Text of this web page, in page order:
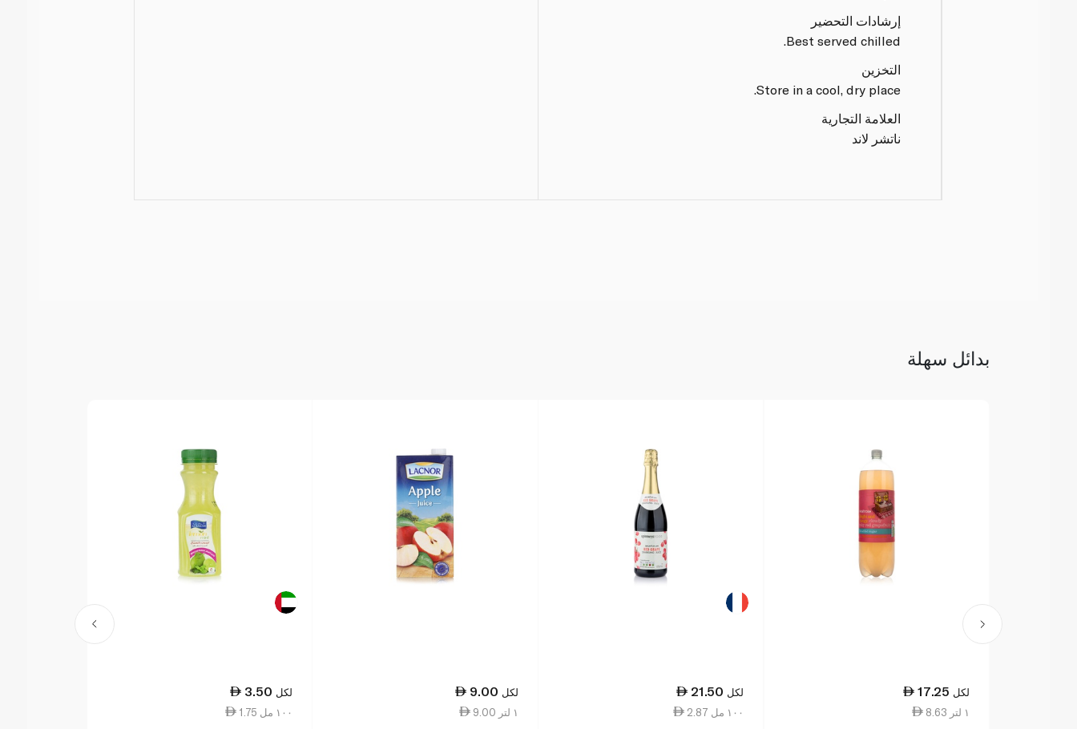
إرشادات التحضير
Best served chilled.
التخزين
Store in a cool, dry place.
العلامة التجارية
ناتشر لاند
بدائل سهلة
17.25 لكل
8.63 ١ لتر
21.50 لكل
2.87 ١٠٠ مل
9.00 لكل
9.00 ١ لتر
3.50 لكل
1.75 ١٠٠ مل